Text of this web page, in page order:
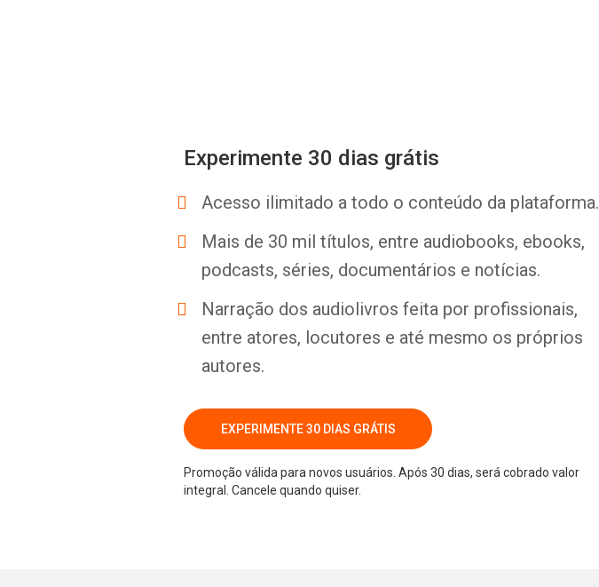
Experimente 30 dias grátis
Acesso ilimitado a todo o conteúdo da plataforma.
Mais de 30 mil títulos, entre audiobooks, ebooks,
podcasts, séries, documentários e notícias.
Narração dos audiolivros feita por profissionais,
entre atores, locutores e até mesmo os próprios
autores.
EXPERIMENTE 30 DIAS GRÁTIS
Promoção válida para novos usuários. Após 30 dias, será cobrado valor
integral. Cancele quando quiser.